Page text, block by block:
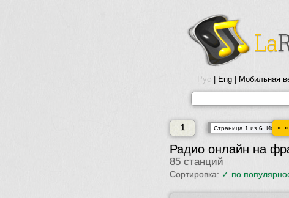
Рус Eng Мобильная
1 Cтраница 1 из 6 . « »
Радио онлайн на
85 станций
Сортировка: ✓ по